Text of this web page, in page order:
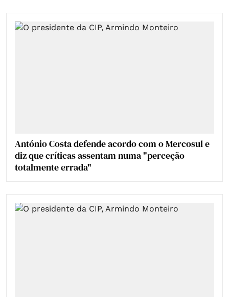
António Costa defende acordo com o Mercosul e
diz que críticas assentam numa "perceção
totalmente errada"